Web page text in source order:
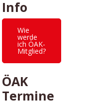
Info
Wie
werde
ich ÖAK-
Mitglied?
ÖAK
Termine